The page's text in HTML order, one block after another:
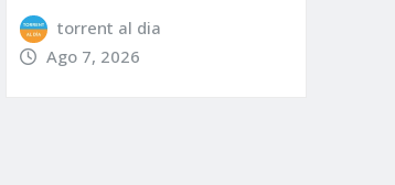
torrent al dia
Ago 7, 2026